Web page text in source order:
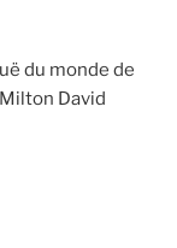
du monde de
David